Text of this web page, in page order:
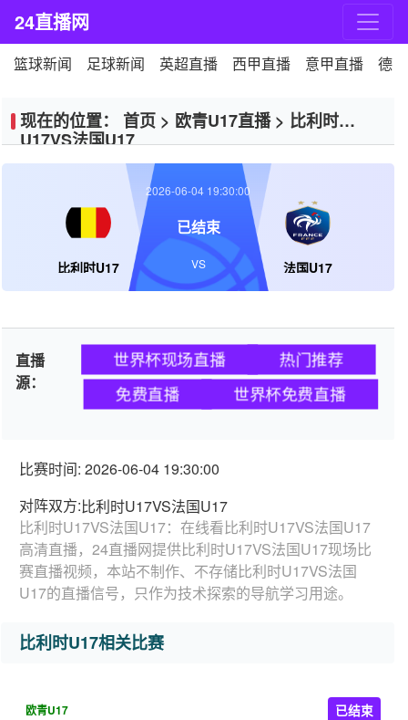
24直播网
篮球新闻 足球新闻 英超直播 西甲直播 意甲直播 德
现在的位置： 首页 > 欧青U17直播> 比利时
U17VS法国U17
比利时U17 法国U17
2026-06-04 19:30:00
已结束
VS
直播
源：
世界杯现场直播
热门推荐
免费直播
世界杯免费直播
比赛时间: 2026-06-04 19:30:00
对阵双方:比利时U17VS法国U17
比利时U17VS法国U17：在线看比利时U17VS法国U17
高清直播，24直播网提供比利时U17VS法国U17现场比
赛直播视频，本站不制作、不存储比利时U17VS法国
U17的直播信号，只作为技术探索的导航学习用途。
比利时U17相关比赛
欧青U17 已结束